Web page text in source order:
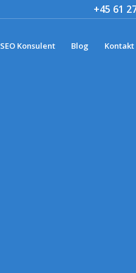
+45 61
SEO Konsulent Blog Kontakt